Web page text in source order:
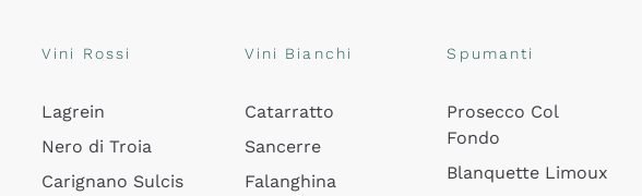
Vini Rossi
Lagrein
Nero di Troia
Carignano Sulcis
Vini Bianchi
Catarratto
Sancerre
Falanghina
Spumanti
Prosecco Col
Fondo
Blanquette Limoux